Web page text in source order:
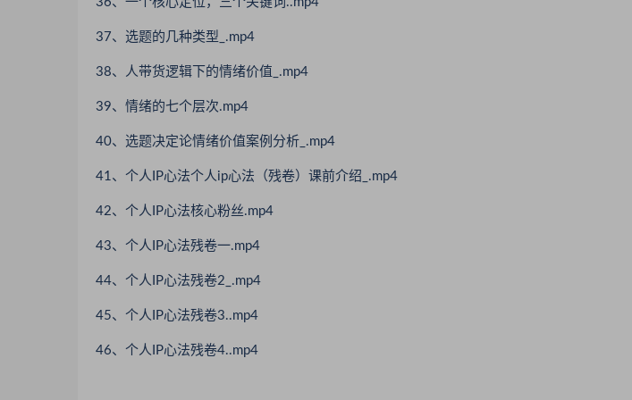
37、选题的几种类型_.mp4
38、人带货逻辑下的情绪价值_.mp4
39、情绪的七个层次.mp4
40、选题决定论情绪价值案例分析_.mp4
41、个人IP心法个人ip心法（残卷）课前介绍_.mp4
42、个人IP心法核心粉丝.mp4
43、个人IP心法残卷一.mp4
44、个人IP心法残卷2_.mp4
45、个人IP心法残卷3..mp4
46、个人IP心法残卷4..mp4